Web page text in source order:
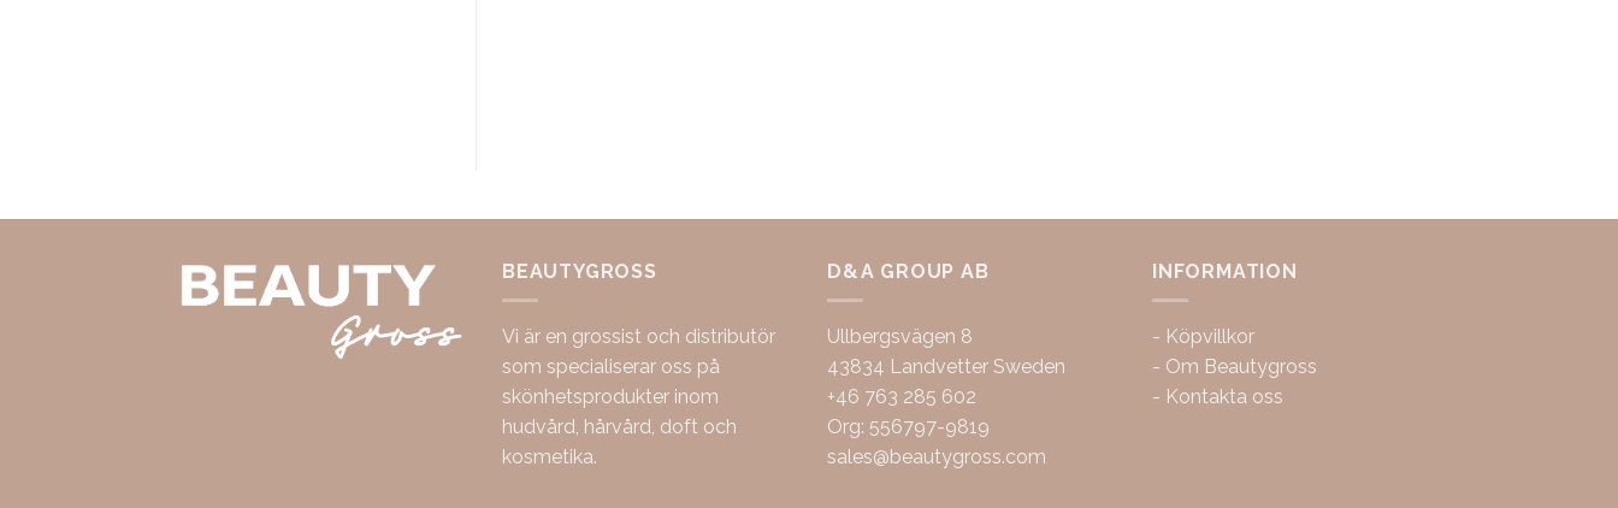
BEAUTYGROSS
Vi är en grossist och distributör
som specialiserar oss på
skönhetsprodukter inom
hudvård, hårvård, doft och
kosmetika.
D&A GROUP AB
Ullbergsvägen 8
43834 Landvetter Sweden
+46 763 285 602
Org: 556797-9819
sales@beautygross.com
INFORMATION
- Köpvillkor
- Om Beautygross
- Kontakta oss